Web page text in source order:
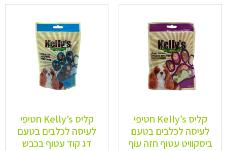
קליס Kelly’s חטיפי
לעיסה לכלבים בטעם
ביסקוויט עטוף חזה עוף
קליס Kelly’s חטיפי
לעיסה לכלבים בטעם
דג קוד עטוף בכבש